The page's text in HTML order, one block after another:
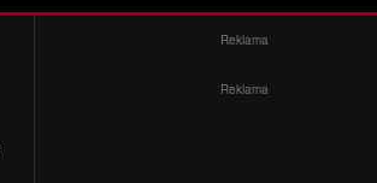
Reklama
Reklama